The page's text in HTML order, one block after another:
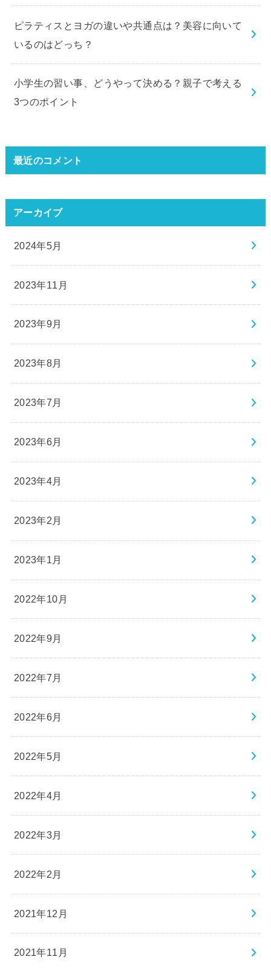
ピラティスとヨガの違いや共通点は？美容に向いて
いるのはどっち？
小学生の習い事、どうやって決める？親子で考える
3つのポイント
最近のコメント
アーカイブ
2024年5月
2023年11月
2023年9月
2023年8月
2023年7月
2023年6月
2023年4月
2023年2月
2023年1月
2022年10月
2022年9月
2022年7月
2022年6月
2022年5月
2022年4月
2022年3月
2022年2月
2021年12月
2021年11月